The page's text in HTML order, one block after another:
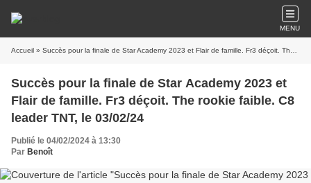
MENU
Accueil » Succès pour la finale de Star Academy 2023 et Flair de famille. Fr3 déçoit. The rookie faible. C8 leader TNT, le 03/02/24
Succès pour la finale de Star Academy 2023 et
Flair de famille. Fr3 déçoit. The rookie faible. C8
leader TNT, le 03/02/24
Publié le 04/02/2024 à 13:30
Par Benoît